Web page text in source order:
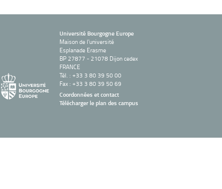
Université Bourgogne Europe
Maison de l'université
Esplanade Erasme
BP 27877 - 21078 Dijon cedex
FRANCE
Tél. : +33 3 80 39 50 00
Fax : +33 3 80 39 50 69
Coordonnées et contact
Télécharger le plan des campus